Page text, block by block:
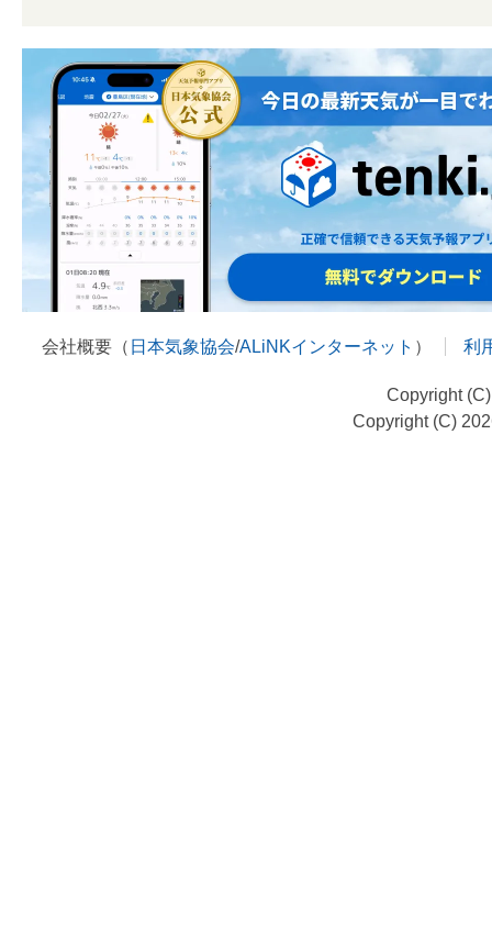
会社概要（ 日本気象協会/ALiNKインターネット ） 利
Copyright
Copyright (C)